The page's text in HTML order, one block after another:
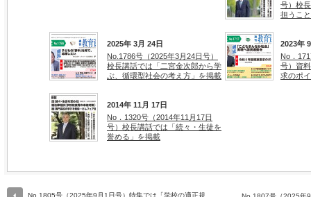
号）校
担うこ
2025年 3月 24日
No.1786号（2025年3月24日号）
校長講話では「二宮金次郎から学
ぶ、循環型社会の考え方」を掲載
2023年
No．
号）資
求のポ
2014年 11月 17日
No．1320号（2014年11月17日
号）校長講話では「続々・生徒を
誉める」を掲載
No.1805号（2025年9月1日号）特集では「学校の適正規